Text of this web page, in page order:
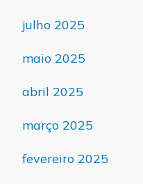
julho 2025
maio 2025
abril 2025
março 2025
fevereiro 2025